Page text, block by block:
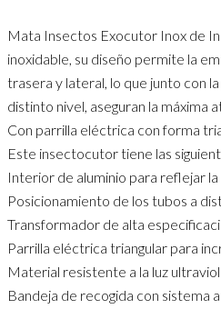
Mata Insectos Exocutor Inox de
inoxidable, su diseño permite la
trasera y lateral, lo que junto con
distinto nivel, aseguran la máxima
Con parrilla eléctrica con forma
Este insectocutor tiene las
Interior de aluminio para reflejar
Posicionamiento de los tubos a
Transformador de alta
Parrilla eléctrica triangular para
Material resistente a la luz
Bandeja de recogida con sistema